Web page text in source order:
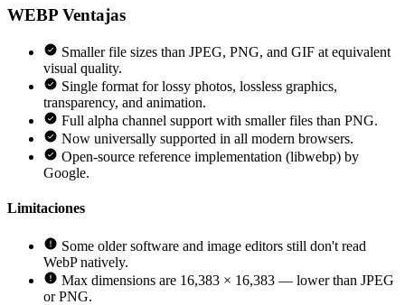
WEBP Ventajas
Smaller file sizes than JPEG, PNG, and GIF at equivalent
visual quality.
Single format for lossy photos, lossless graphics,
transparency, and animation.
Full alpha channel support with smaller files than PNG.
Now universally supported in all modern browsers.
Open-source reference implementation (libwebp) by
Google.
Limitaciones
Some older software and image editors still don't read
WebP natively.
Max dimensions are 16,383 × 16,383 — lower than JPEG
or PNG.